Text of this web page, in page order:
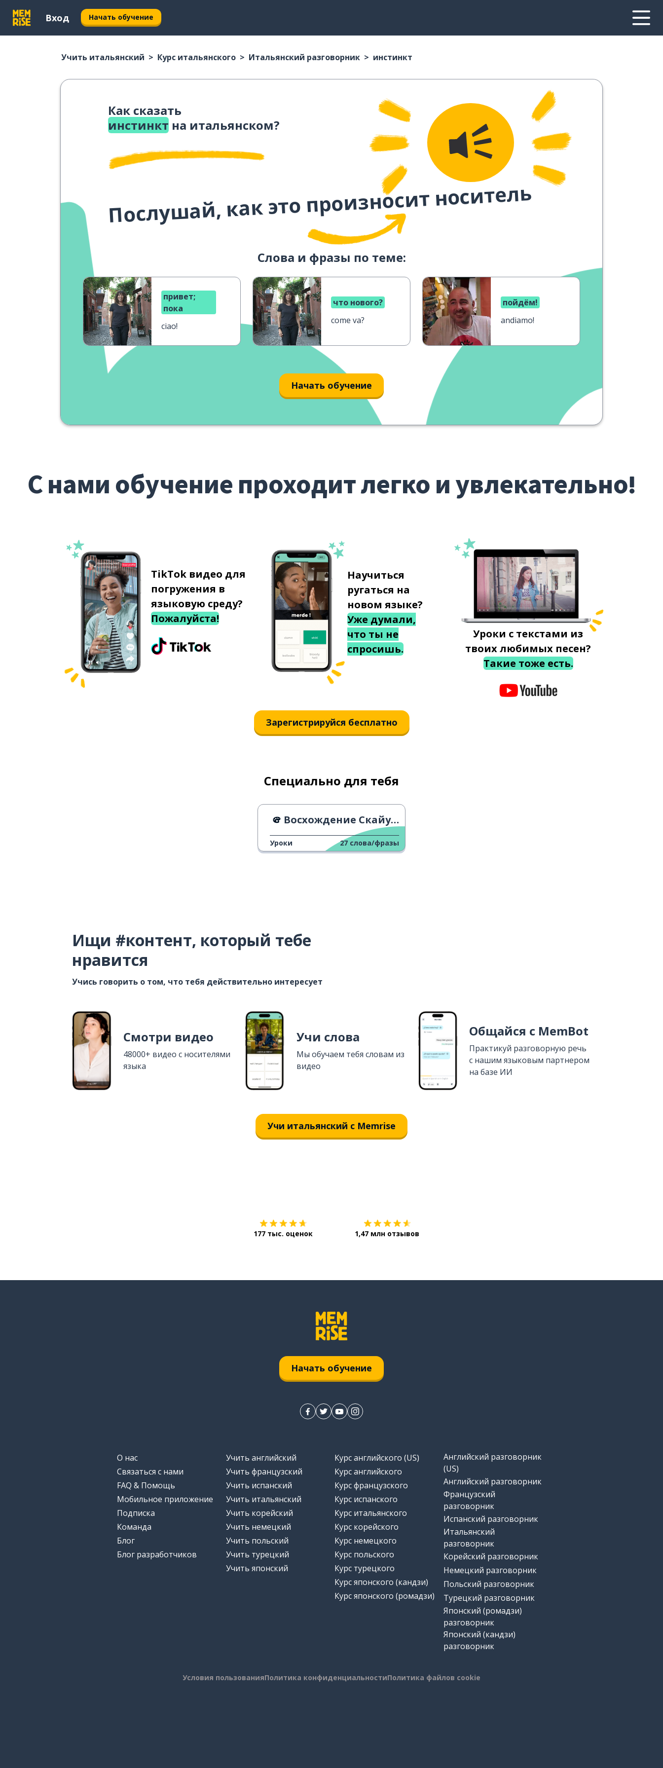
Вход Начать обучение
Учить итальянский Курс итальянского Итальянский разговорник инстинкт
Как сказать
инстинкт на итальянском?
Послушай, как это произносит носитель
Слова и фразы по теме:
привет;
пока
ciao!
что нового?
come va?
пойдём!
andiamo!
Начать обучение
С нами обучение проходит легко и увлекательно!
TikTok видео для
погружения в
языковую среду?
Пожалуйста!
Научиться
ругаться на
новом языке?
Уже думали,
что ты не
спросишь.
Уроки с текстами из
твоих любимых песен?
Такие тоже есть.
Зарегистрируйся бесплатно
Специально для тебя
Восхождение Скайуокера - трейлер
Уроки 27 слова/фразы
Ищи #контент, который тебе
нравится
Учись говорить о том, что тебя действительно интересует
Смотри видео
48000+ видео с носителями
языка
Учи слова
Мы обучаем тебя словам из
видео
Общайся с MemBot
Практикуй разговорную речь
с нашим языковым партнером
на базе ИИ
Учи итальянский с Memrise
177 тыс. оценок 1,47 млн отзывов
Начать обучение
О нас
Связаться с нами
FAQ & Помощь
Мобильное приложение
Подписка
Команда
Блог
Блог разработчиков
Учить английский
Учить французский
Учить испанский
Учить итальянский
Учить корейский
Учить немецкий
Учить польский
Учить турецкий
Учить японский
Курс английского (US)
Курс английского
Курс французского
Курс испанского
Курс итальянского
Курс корейского
Курс немецкого
Курс польского
Курс турецкого
Курс японского (кандзи)
Курс японского (ромадзи)
Английский разговорник
(US)
Английский разговорник
Французский
разговорник
Испанский разговорник
Итальянский
разговорник
Корейский разговорник
Немецкий разговорник
Польский разговорник
Турецкий разговорник
Японский (ромадзи)
разговорник
Японский (кандзи)
разговорник
Условия пользованияПолитика конфиденциальностиПолитика файлов cookie